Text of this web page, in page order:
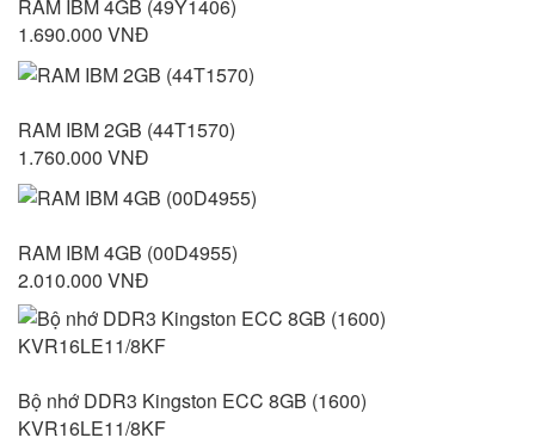
RAM IBM 4GB (49Y1406)
1.690.000 VNĐ
RAM IBM 2GB (44T1570)
1.760.000 VNĐ
RAM IBM 4GB (00D4955)
2.010.000 VNĐ
Bộ nhớ DDR3 Kingston ECC 8GB (1600)
KVR16LE11/8KF